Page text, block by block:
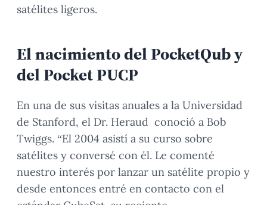
satélites ligeros.
El nacimiento del PocketQub y
del Pocket PUCP
En una de sus visitas anuales a la Universidad
de Stanford, el Dr. Heraud conoció a Bob
Twiggs. “El 2004 asistí a su curso sobre
satélites y conversé con él. Le comenté
nuestro interés por lanzar un satélite propio y
desde entonces entré en contacto con el